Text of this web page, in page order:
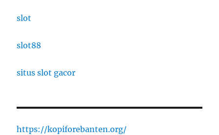
slot
slot88
situs slot gacor
https://kopiforebanten.org/